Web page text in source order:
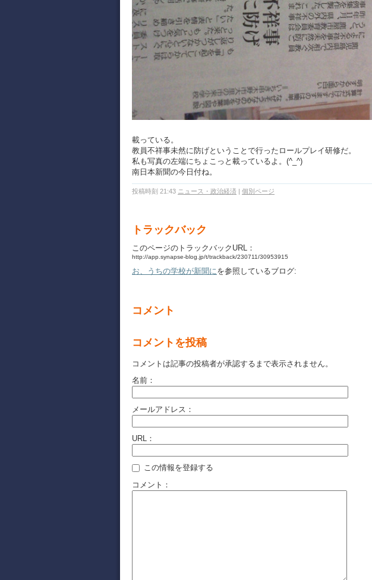
載っている。
教員不祥事未然に防げということで行ったロールプレイ研修だ。
私も写真の左端にちょこっと載っているよ。(^_^)
南日本新聞の今日付ね。
投稿時刻 21:43 ニュース・政治経済 | 個別ページ
トラックバック
このページのトラックバックURL：
http://app.synapse-blog.jp/t/trackback/230711/30953915
お、うちの学校が新聞にを参照しているブログ:
コメント
コメントを投稿
コメントは記事の投稿者が承認するまで表示されません。
名前：
メールアドレス：
URL：
この情報を登録する
コメント：